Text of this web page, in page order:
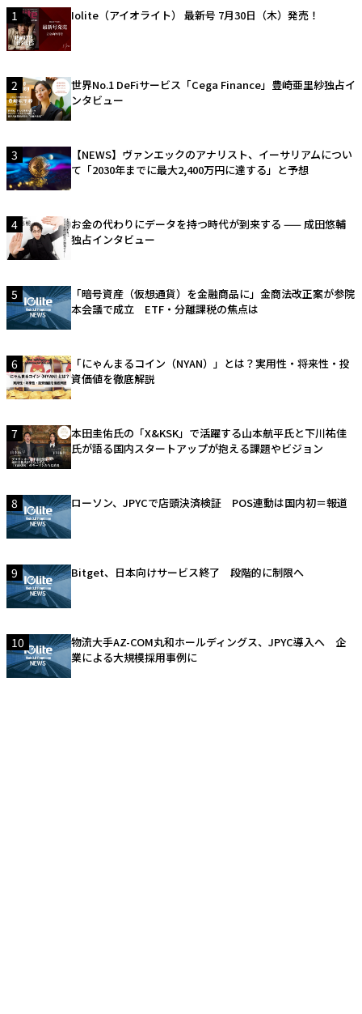
1 Iolite（アイオライト） 最新号 7月30日（木）発売！
2
世界No.1 DeFiサービス「Cega Finance」豊崎亜里紗独占イ
ンタビュー
3
【NEWS】ヴァンエックのアナリスト、イーサリアムについ
て「2030年までに最大2,400万円に達する」と予想
4
お金の代わりにデータを持つ時代が到来する —— 成田悠輔
独占インタビュー
5
「暗号資産（仮想通貨）を金融商品に」金商法改正案が参院
本会議で成立 ETF・分離課税の焦点は
6
「にゃんまるコイン（NYAN）」とは？実用性・将来性・投
資価値を徹底解説
7
本田圭佑氏の「X&KSK」で活躍する山本航平氏と下川祐佳
氏が語る国内スタートアップが抱える課題やビジョン
8 ローソン、JPYCで店頭決済検証 POS連動は国内初＝報道
9 Bitget、日本向けサービス終了 段階的に制限へ
10
物流大手AZ-COM丸和ホールディングス、JPYC導入へ 企
業による大規模採用事例に